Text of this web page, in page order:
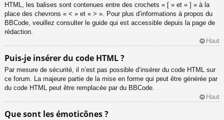
HTML, les balises sont contenues entre des crochets « [ » et « ] » à la
place des chevrons « < » et « > ». Pour plus d’informations à propos du
BBCode, veuillez consulter le guide qui est accessible depuis la page de
rédaction.
Haut
Puis-je insérer du code HTML ?
Par mesure de sécurité, il n’est pas possible d’insérer du code HTML sur
ce forum. La majeure partie de la mise en forme qui peut être générée par
du code HTML peut être remplacée par du BBCode.
Haut
Que sont les émoticônes ?